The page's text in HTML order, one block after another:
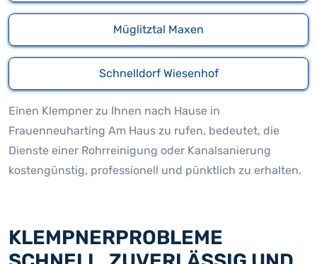
Müglitztal Maxen
Schnelldorf Wiesenhof
Einen Klempner zu Ihnen nach Hause in
Frauenneuharting Am Haus zu rufen, bedeutet, die
Dienste einer Rohrreinigung oder Kanalsanierung
kostengünstig, professionell und pünktlich zu erhalten.
KLEMPNERPROBLEME